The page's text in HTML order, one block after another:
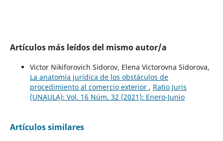
Artículos más leídos del mismo autor/a
Victor Nikiforovich Sidorov, Elena Victorovna Sidorova,
La anatomía jurídica de los obstáculos de
procedimiento al comercio exterior , Ratio Juris
(UNAULA): Vol. 16 Núm. 32 (2021): Enero-Junio
Artículos similares